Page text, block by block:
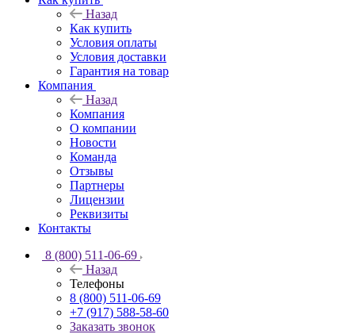
Назад
Как купить
Условия оплаты
Условия доставки
Гарантия на товар
Компания
Назад
Компания
О компании
Новости
Команда
Отзывы
Партнеры
Лицензии
Реквизиты
Контакты
8 (800) 511-06-69
Назад
Телефоны
8 (800) 511-06-69
+7 (917) 588-58-60
Заказать звонок